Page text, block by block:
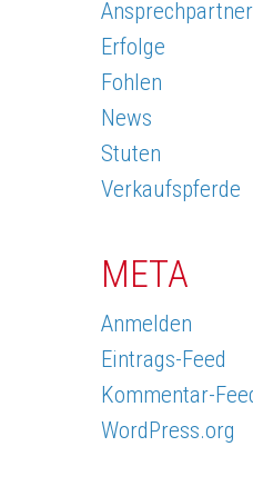
Ansprechpartner
Erfolge
Fohlen
News
Stuten
Verkaufspferde
META
Anmelden
Eintrags-Feed
Kommentar-
WordPress.org